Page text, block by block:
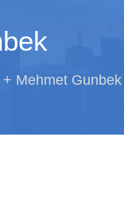
Mehmet Gunbek